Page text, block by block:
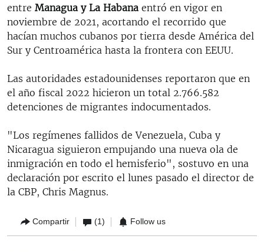
entre Managua y La Habana entró en vigor en
noviembre de 2021, acortando el recorrido que
hacían muchos cubanos por tierra desde América del
Sur y Centroamérica hasta la frontera con EEUU.
Las autoridades estadounidenses reportaron que en
el año fiscal 2022 hicieron un total 2.766.582
detenciones de migrantes indocumentados.
"Los regímenes fallidos de Venezuela, Cuba y
Nicaragua siguieron empujando una nueva ola de
inmigración en todo el hemisferio", sostuvo en una
declaración por escrito el lunes pasado el director de
la CBP, Chris Magnus.
Compartir (1) Follow us